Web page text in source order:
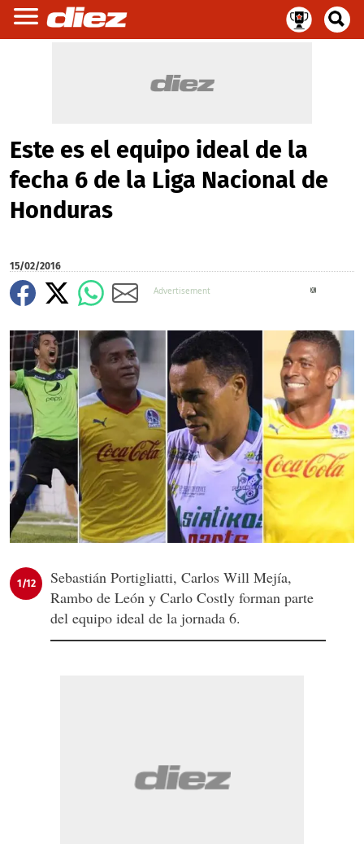
Este es el equipo ideal de la
fecha 6 de la Liga Nacional de
Honduras
15/02/2016
1/12
Sebastián Portigliatti, Carlos Will Mejía,
Rambo de León y Carlo Costly forman parte
del equipo ideal de la jornada 6.
X